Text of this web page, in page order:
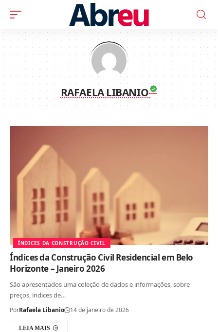
RAFAELA LIBANIO
ÍNDICES DA CONSTRUÇÃO CIVIL
Índices da Construção Civil Residencial em Belo
Horizonte – Janeiro 2026
São apresentados uma coleção de dados e informações, sobre
preços, índices de…
PorRafaela Libanio 14 de janeiro de 2026
LEIA MAIS